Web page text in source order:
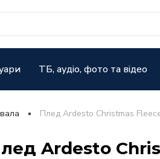
ТБ, аудіо, фото та відео
Плед Ardesto Christmas
Ardesto